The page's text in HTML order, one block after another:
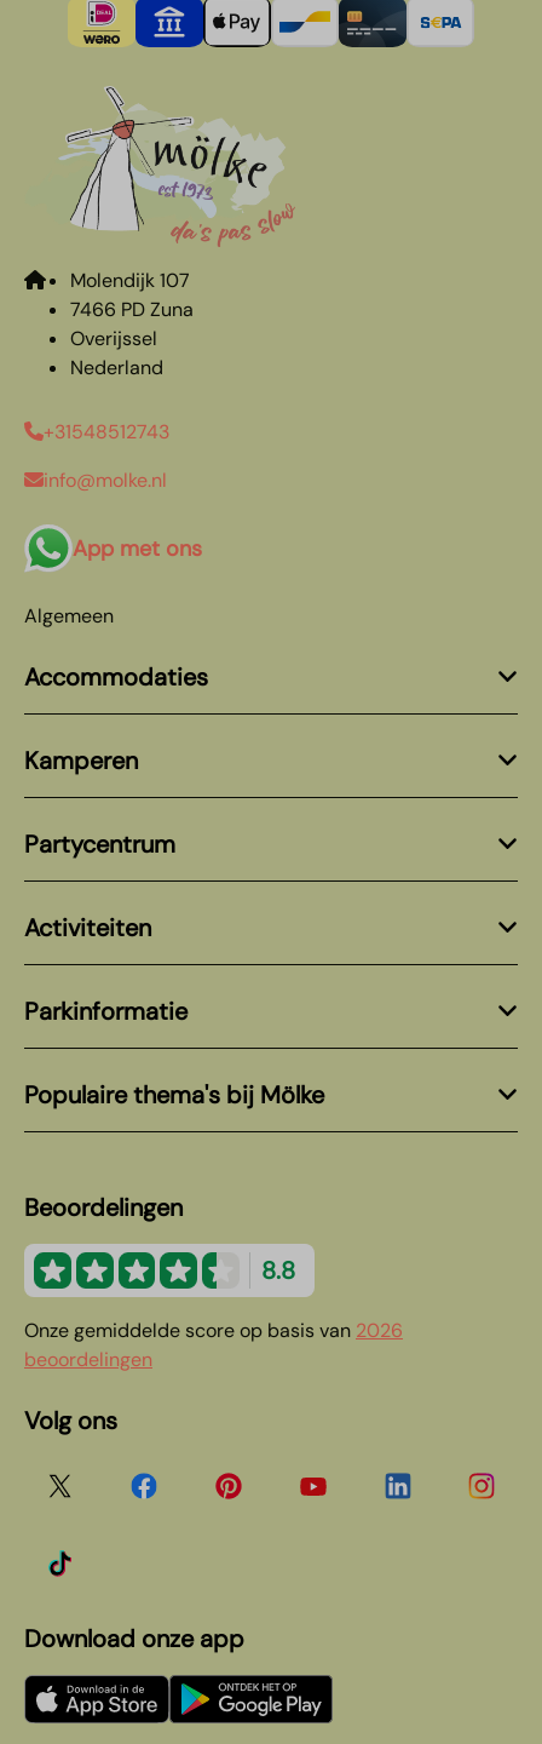
Molendijk 107
7466 PD Zuna
Overijssel
Nederland
+31548512743
info@molke.nl
App met ons
Algemeen
Accommodaties
Kamperen
Partycentrum
Activiteiten
Parkinformatie
Populaire thema's bij Mölke
Beoordelingen
8.8
Onze gemiddelde score op basis van 2026
beoordelingen
Volg ons
Download onze app